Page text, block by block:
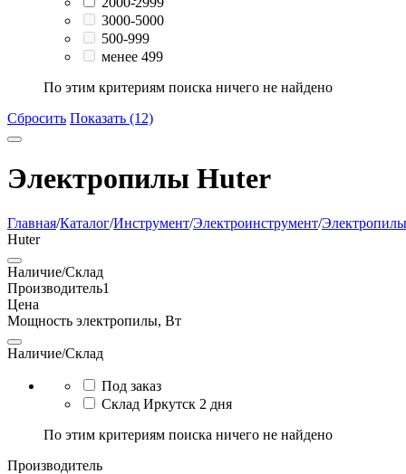
3000-5000
500-999
менее 499
По этим критериям поиска ничего не найдено
Сбросить Показать (12)
Электропилы Huter
Главная/Каталог/Инструмент/Электроинструмент/Электропилы
Huter
Наличие/Склад
Производитель1
Цена
Мощность электропилы, Вт
Наличие/Склад
Под заказ
Склад Иркутск 2 дня
По этим критериям поиска ничего не найдено
Производитель